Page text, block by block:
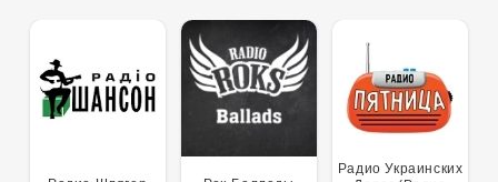
Рок Хип-хоп
Клубная Шансон Классика
Джаз/Блюз
Радио Украинских